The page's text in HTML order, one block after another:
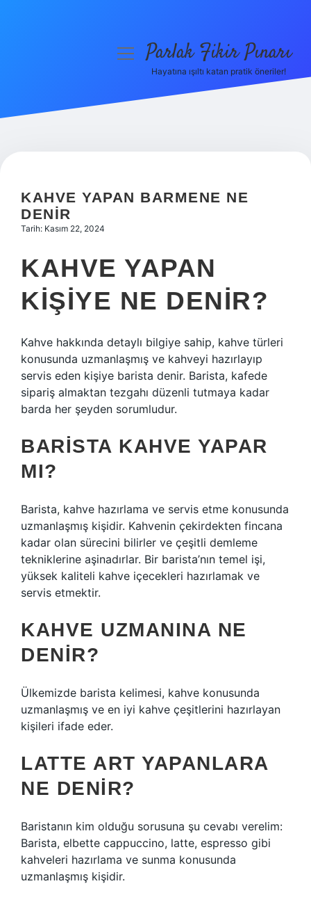
Hakkımızda
menüyüParlak Fikir Pınarı
Hayatına ışıltı katan pratik öneriler!
KAHVE YAPAN BARMENE NE
DENIR
Tarih: Kasım 22, 2024
KAHVE YAPAN
KIŞIYE NE DENIR?
Kahve hakkında detaylı bilgiye sahip, kahve türleri
konusunda uzmanlaşmış ve kahveyi hazırlayıp
servis eden kişiye barista denir. Barista, kafede
sipariş almaktan tezgahı düzenli tutmaya kadar
barda her şeyden sorumludur.
BARISTA KAHVE YAPAR
MI?
Barista, kahve hazırlama ve servis etme konusunda
uzmanlaşmış kişidir. Kahvenin çekirdekten fincana
kadar olan sürecini bilirler ve çeşitli demleme
tekniklerine aşinadırlar. Bir barista’nın temel işi,
yüksek kaliteli kahve içecekleri hazırlamak ve
servis etmektir.
KAHVE UZMANINA NE
DENIR?
Ülkemizde barista kelimesi, kahve konusunda
uzmanlaşmış ve en iyi kahve çeşitlerini hazırlayan
kişileri ifade eder.
LATTE ART YAPANLARA
NE DENIR?
Baristanın kim olduğu sorusuna şu cevabı verelim:
Barista, elbette cappuccino, latte, espresso gibi
kahveleri hazırlama ve sunma konusunda
uzmanlaşmış kişidir.